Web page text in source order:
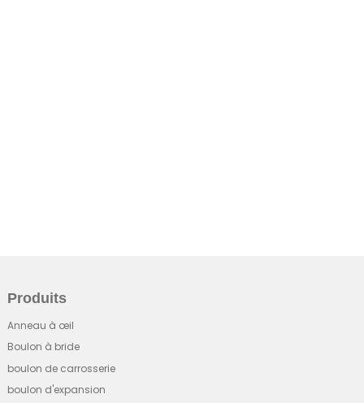
Produits
Anneau à œil
Boulon à bride
boulon de carrosserie
boulon d'expansion